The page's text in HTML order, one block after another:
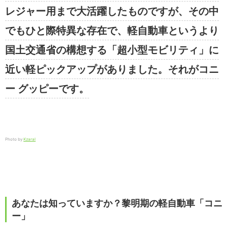
レジャー用まで大活躍したものですが、その中
でもひと際特異な存在で、軽自動車というより
国土交通省の構想する「超小型モビリティ」に
近い軽ピックアップがありました。それがコニ
ー グッピーです。
Photo by Kzaral
あなたは知っていますか？黎明期の軽自動車「コニ
ー」